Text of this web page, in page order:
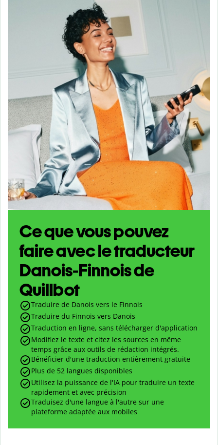
Ce que vous pouvez
faire avec le traducteur
Danois-Finnois de
Quillbot
Traduire de Danois vers le Finnois
Traduire du Finnois vers Danois
Traduction en ligne, sans télécharger d'application
Modifiez le texte et citez les sources en même
temps grâce aux outils de rédaction intégrés.
Bénéficier d'une traduction entièrement gratuite
Plus de 52 langues disponibles
Utilisez la puissance de l'IA pour traduire un texte
rapidement et avec précision
Traduisez d'une langue à l'autre sur une
plateforme adaptée aux mobiles